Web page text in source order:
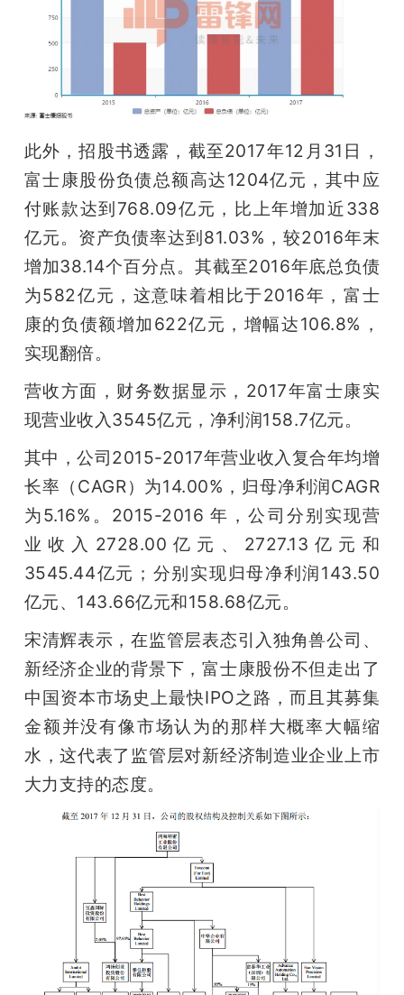
此外，招股书透露，截至2017年12月31日，
富士康股份负债总额高达1204亿元，其中应
付账款达到768.09亿元，比上年增加近338
亿元。资产负债率达到81.03%，较2016年末
增加38.14个百分点。其截至2016年底总负债
为582亿元，这意味着相比于2016年，富士
康的负债额增加622亿元，增幅达106.8%，
实现翻倍。
营收方面，财务数据显示，2017年富士康实
现营业收入3545亿元，净利润158.7亿元。
其中，公司2015-2017年营业收入复合年均增
长率（CAGR）为14.00%，归母净利润CAGR
为5.16%。2015-2016 年，公司分别实现营
业收入2728.00亿元、2727.13亿元和
3545.44亿元；分别实现归母净利润143.50
亿元、143.66亿元和158.68亿元。
宋清辉表示，在监管层表态引入独角兽公司、
新经济企业的背景下，富士康股份不但走出了
中国资本市场史上最快IPO之路，而且其募集
金额并没有像市场认为的那样大概率大幅缩
水，这代表了监管层对新经济制造业企业上市
大力支持的态度。